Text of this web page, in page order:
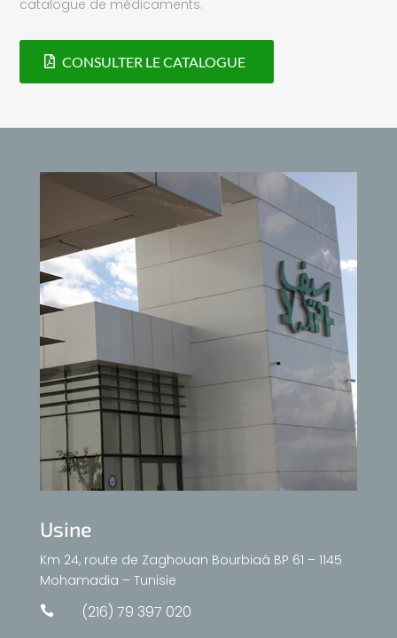
catalogue de médicaments.
CONSULTER LE CATALOGUE
Usine
Km 24, route de Zaghouan Bourbiaâ BP 61 – 1145
Mohamadia – Tunisie
 (216) 79 397 020